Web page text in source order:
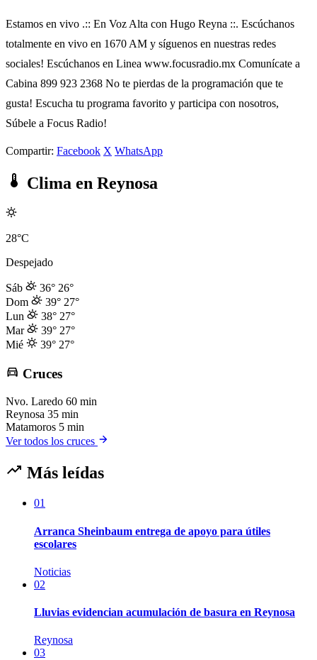
Estamos en vivo .:: En Voz Alta con Hugo Reyna ::. Escúchanos
totalmente en vivo en 1670 AM y síguenos en nuestras redes
sociales! Escúchanos en Linea www.focusradio.mx Comunícate a
Cabina 899 923 2368 No te pierdas de la programación que te
gusta! Escucha tu programa favorito y participa con nosotros,
Súbele a Focus Radio!
Compartir: Facebook X WhatsApp
Clima en Reynosa
28°C
Despejado
Sáb 36° 26°
Dom
39° 27°
Lun
38° 27°
Mar
39° 27°
Mié
39° 27°
Cruces
Nvo. Laredo 60 min
Reynosa 35 min
Matamoros 5 min
Ver todos los cruces
Más leídas
01
Arranca Sheinbaum entrega de apoyo para útiles
escolares
Noticias
02
Lluvias evidencian acumulación de basura en Reynosa
Reynosa
03